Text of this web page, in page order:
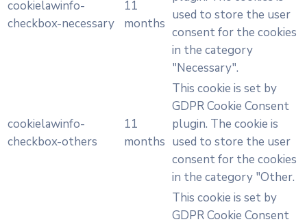
cookielawinfo-
checkbox-necessary
11
months
used to store the user
consent for the cookies
in the category
"Necessary".
cookielawinfo-
checkbox-others
11
months
This cookie is set by
GDPR Cookie Consent
plugin. The cookie is
used to store the user
consent for the cookies
in the category "Other.
This cookie is set by
GDPR Cookie Consent